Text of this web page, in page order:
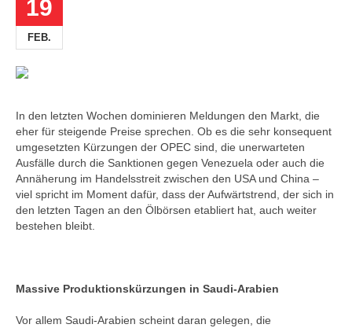
19
FEB.
In den letzten Wochen dominieren Meldungen den Markt, die
eher für steigende Preise sprechen. Ob es die sehr konsequent
umgesetzten Kürzungen der OPEC sind, die unerwarteten
Ausfälle durch die Sanktionen gegen Venezuela oder auch die
Annäherung im Handelsstreit zwischen den USA und China –
viel spricht im Moment dafür, dass der Aufwärtstrend, der sich in
den letzten Tagen an den Ölbörsen etabliert hat, auch weiter
bestehen bleibt.
Massive Produktionskürzungen in Saudi-Arabien
Vor allem Saudi-Arabien scheint daran gelegen, die